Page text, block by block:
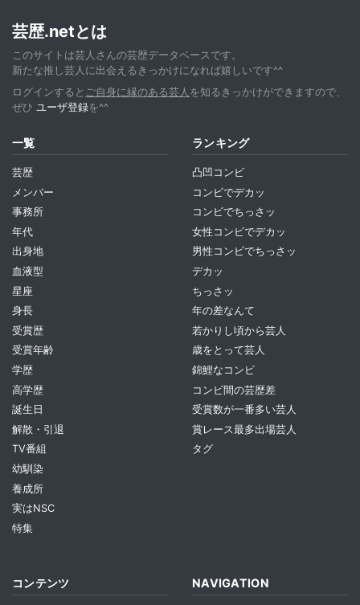
芸歴.netとは
このサイトは芸人さんの芸歴データベースです。
新たな推し芸人に出会えるきっかけになれば嬉しいです^^
ログインすると ご自身に縁のある芸人 を知るきっかけができますので、
ぜひ ユーザ登録を^^
一覧
芸歴
メンバー
事務所
年代
出身地
血液型
星座
身長
受賞歴
受賞年齢
学歴
高学歴
誕生日
解散・引退
TV番組
幼馴染
養成所
実はNSC
特集
ランキング
凸凹コンビ
コンビでデカッ
コンビでちっさッ
女性コンビでデカッ
男性コンビでちっさッ
デカッ
ちっさッ
年の差なんて
若かりし頃から芸人
歳をとって芸人
錦鯉なコンビ
コンビ間の芸歴差
受賞数が一番多い芸人
賞レース最多出場芸人
タグ
コンテンツ NAVIGATION